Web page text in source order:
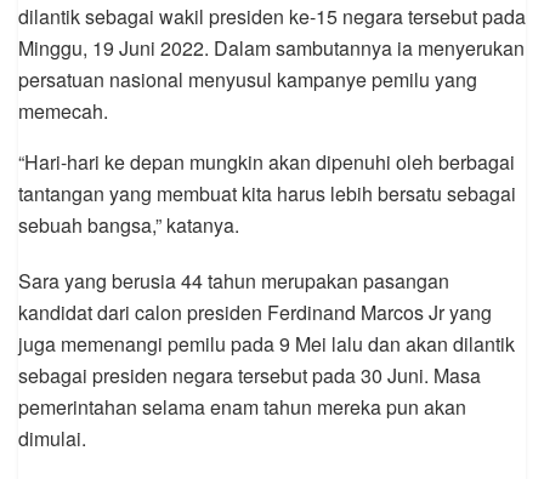
dilantik sebagai wakil presiden ke-15 negara tersebut pada
Minggu, 19 Juni 2022. Dalam sambutannya ia menyerukan
persatuan nasional menyusul kampanye pemilu yang
memecah.
“Hari-hari ke depan mungkin akan dipenuhi oleh berbagai
tantangan yang membuat kita harus lebih bersatu sebagai
sebuah bangsa,” katanya.
Sara yang berusia 44 tahun merupakan pasangan
kandidat dari calon presiden Ferdinand Marcos Jr yang
juga memenangi pemilu pada 9 Mei lalu dan akan dilantik
sebagai presiden negara tersebut pada 30 Juni. Masa
pemerintahan selama enam tahun mereka pun akan
dimulai.